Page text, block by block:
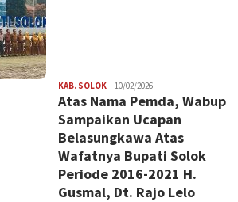
KAB. SOLOKRedaksi
10/02/2026
Atas Nama Pemda, Wabup
Sampaikan Ucapan
Belasungkawa Atas
Wafatnya Bupati Solok
Periode 2016-2021 H.
Gusmal, Dt. Rajo Lelo